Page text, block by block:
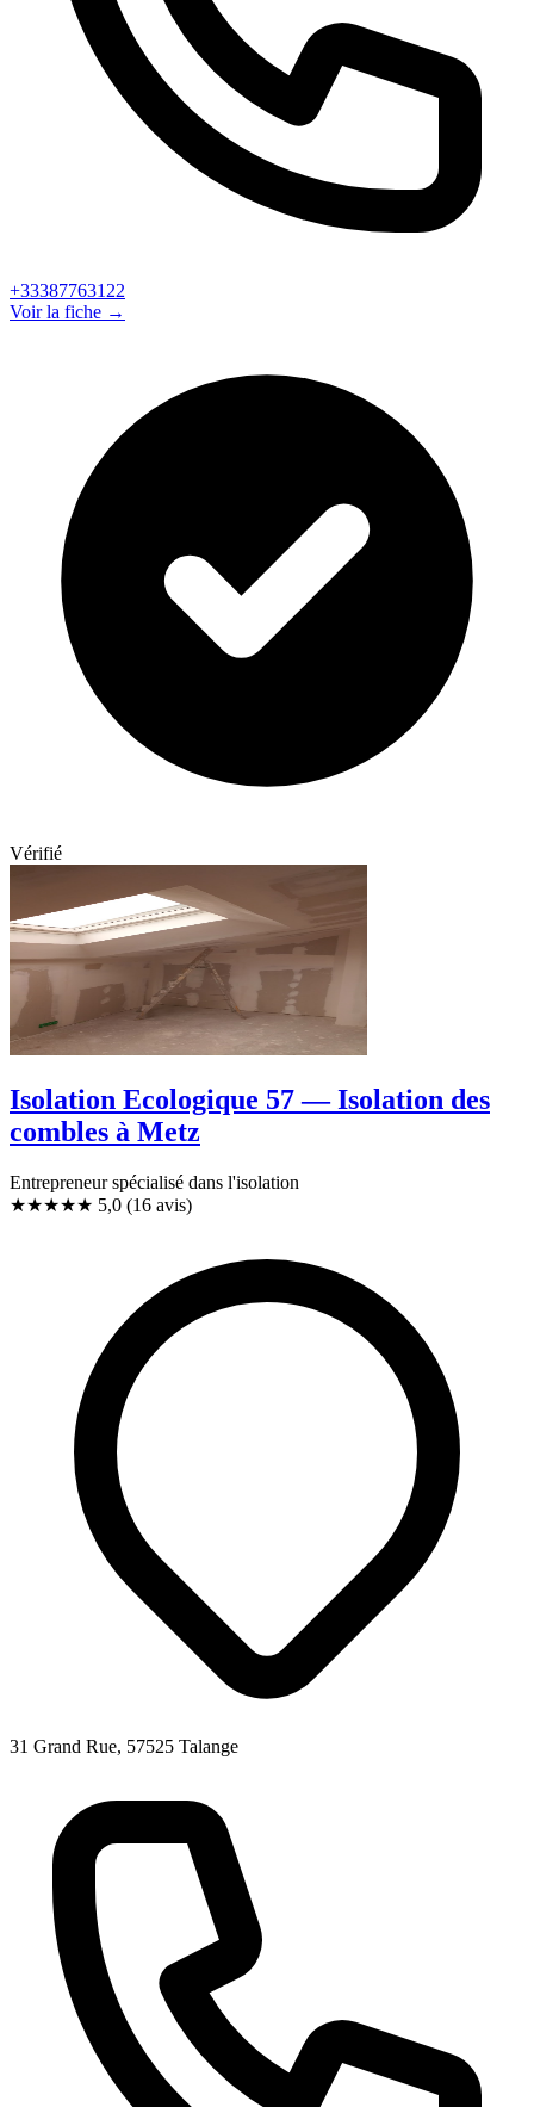
+33387763122
Voir la fiche →
Vérifié
Isolation Ecologique 57 — Isolation des
combles à Metz
Entrepreneur spécialisé dans l'isolation
★★★★★ 5,0 (16 avis)
31 Grand Rue, 57525 Talange